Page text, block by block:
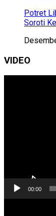
Potret
Soroti
VIDEO
00:00